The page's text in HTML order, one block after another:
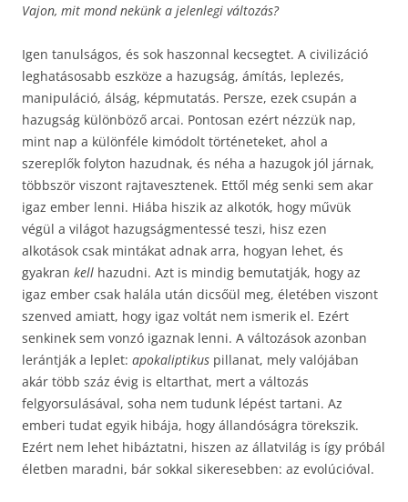
Vajon, mit mond nekünk a jelenlegi változás?
Igen tanulságos, és sok haszonnal kecsegtet. A civilizáció
leghatásosabb eszköze a hazugság, ámítás, leplezés,
manipuláció, álság, képmutatás. Persze, ezek csupán a
hazugság különböző arcai. Pontosan ezért nézzük nap,
mint nap a különféle kimódolt történeteket, ahol a
szereplők folyton hazudnak, és néha a hazugok jól járnak,
többször viszont rajtavesztenek. Ettől még senki sem akar
igaz ember lenni. Hiába hiszik az alkotók, hogy művük
végül a világot hazugságmentessé teszi, hisz ezen
alkotások csak mintákat adnak arra, hogyan lehet, és
gyakran kell hazudni. Azt is mindig bemutatják, hogy az
igaz ember csak halála után dicsőül meg, életében viszont
szenved amiatt, hogy igaz voltát nem ismerik el. Ezért
senkinek sem vonzó igaznak lenni. A változások azonban
lerántják a leplet: apokaliptikus pillanat, mely valójában
akár több száz évig is eltarthat, mert a változás
felgyorsulásával, soha nem tudunk lépést tartani. Az
emberi tudat egyik hibája, hogy állandóságra törekszik.
Ezért nem lehet hibáztatni, hiszen az állatvilág is így próbál
életben maradni, bár sokkal sikeresebben: az evolúcióval.